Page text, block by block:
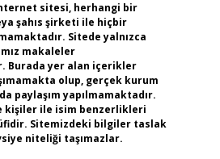
sitesi, herhangi bir
şahıs şirketi ile hiçbir
Sitede yalnızca
makaleler
Burada yer alan içerikler
olup, gerçek kurum
paylaşım yapılmamaktadır.
kişiler ile isim benzerlikleri
Sitemizdeki bilgiler taslak
niteliği taşımazlar.